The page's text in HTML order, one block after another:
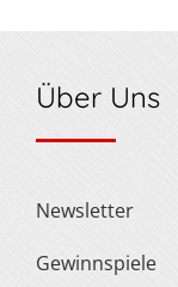
Über Uns
Newsletter
Gewinnspiele